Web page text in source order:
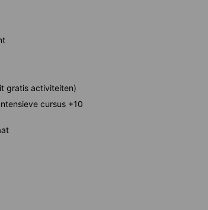
gratis activiteiten)
cursus +10